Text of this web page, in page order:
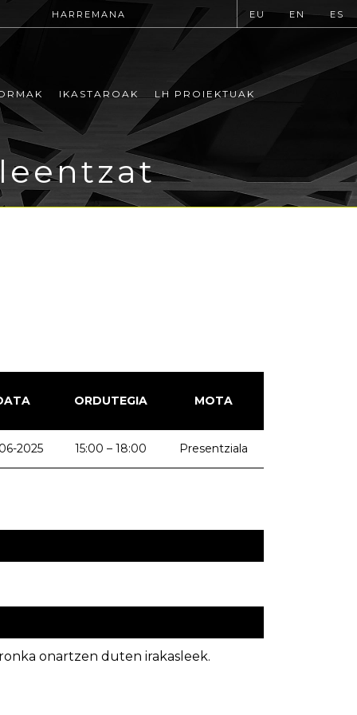
HARREMANA EU EN ES
IKASTAROAK LH PROIEKTUAK
ORDUTEGIA MOTA
2025 15:00 – 18:00 Presentziala
onartzen duten irakasleek.